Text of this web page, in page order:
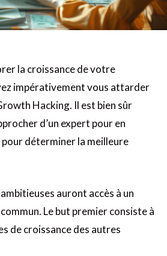
la croissance de votre
impérativement vous attarder
Hacking. Il est bien sûr
d’un expert pour en
pour déterminer la meilleure
auront accès à un
Le but premier consiste à
de croissance des autres